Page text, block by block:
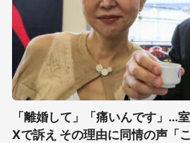
「離婚して」「痛いんです」...
Xで訴え その理由に同情の声「